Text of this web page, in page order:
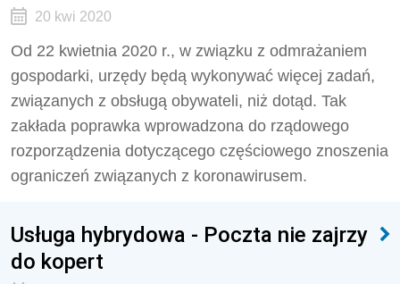
20 kwi 2020
Od 22 kwietnia 2020 r., w związku z odmrażaniem
gospodarki, urzędy będą wykonywać więcej zadań,
związanych z obsługą obywateli, niż dotąd. Tak
zakłada poprawka wprowadzona do rządowego
rozporządzenia dotyczącego częściowego znoszenia
ograniczeń związanych z koronawirusem.
Usługa hybrydowa - Poczta nie zajrzy
do kopert